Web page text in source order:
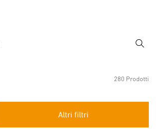
Ricerca
280 Prodotti
Altri filtri